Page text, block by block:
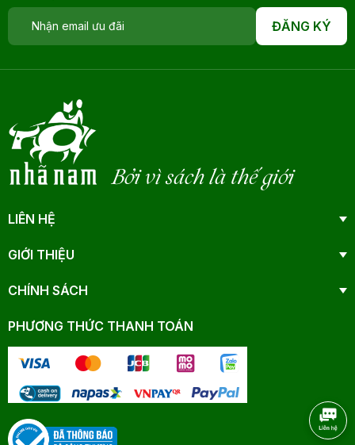
ĐĂNG KÝ
Bởi vì sách là thế giới
LIÊN HỆ
GIỚI THIỆU
CHÍNH SÁCH
PHƯƠNG THỨC THANH TOÁN